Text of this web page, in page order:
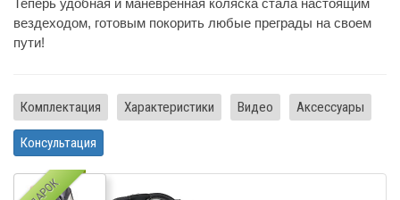
Теперь удобная и маневренная коляска стала настоящим
вездеходом, готовым покорить любые преграды на своем
пути!
Комплектация Характеристики Видео Аксессуары
Консультация